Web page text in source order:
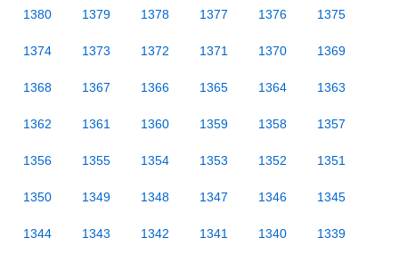
1380 1379 1378 1377 1376 1375
1374 1373 1372 1371 1370 1369
1368 1367 1366 1365 1364 1363
1362 1361 1360 1359 1358 1357
1356 1355 1354 1353 1352 1351
1350 1349 1348 1347 1346 1345
1344 1343 1342 1341 1340 1339